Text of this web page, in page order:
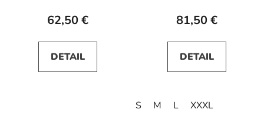
62,50 €
DETAIL
81,50 €
DETAIL
S M L XXXL